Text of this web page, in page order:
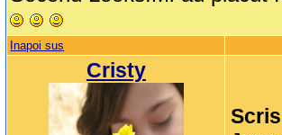
Inapoi sus
Cristy